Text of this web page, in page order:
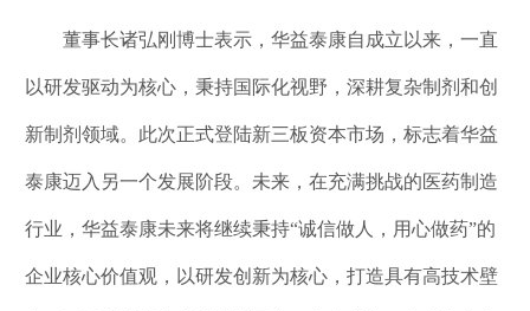
董事长诸弘刚博士表示，华益泰康自成立以来，一直
以研发驱动为核心，秉持国际化视野，深耕复杂制剂和创
新制剂领域。此次正式登陆新三板资本市场，标志着华益
泰康迈入另一个发展阶段。未来，在充满挑战的医药制造
行业，华益泰康未来将继续秉持“诚信做人，用心做药”的
企业核心价值观，以研发创新为核心，打造具有高技术壁